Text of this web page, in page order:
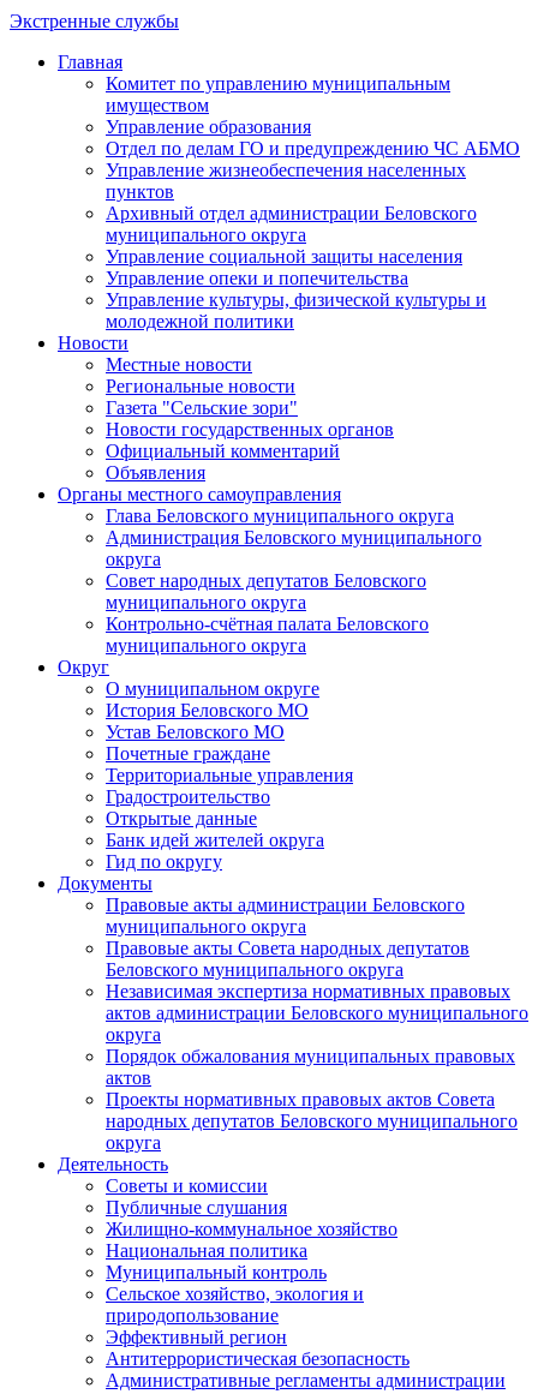
Экстренные службы
Главная
Комитет по управлению муниципальным
имуществом
Управление образования
Отдел по делам ГО и предупреждению ЧС АБМО
Управление жизнеобеспечения населенных
пунктов
Архивный отдел администрации Беловского
муниципального округа
Управление социальной защиты населения
Управление опеки и попечительства
Управление культуры, физической культуры и
молодежной политики
Новости
Местные новости
Региональные новости
Газета "Сельские зори"
Новости государственных органов
Официальный комментарий
Объявления
Органы местного самоуправления
Глава Беловского муниципального округа
Администрация Беловского муниципального
округа
Совет народных депутатов Беловского
муниципального округа
Контрольно-счётная палата Беловского
муниципального округа
Округ
О муниципальном округе
История Беловского МО
Устав Беловского МО
Почетные граждане
Территориальные управления
Градостроительство
Открытые данные
Банк идей жителей округа
Гид по округу
Документы
Правовые акты администрации Беловского
муниципального округа
Правовые акты Совета народных депутатов
Беловского муниципального округа
Независимая экспертиза нормативных правовых
актов администрации Беловского муниципального
округа
Порядок обжалования муниципальных правовых
актов
Проекты нормативных правовых актов Совета
народных депутатов Беловского муниципального
округа
Деятельность
Советы и комиссии
Публичные слушания
Жилищно-коммунальное хозяйство
Национальная политика
Муниципальный контроль
Сельское хозяйство, экология и
природопользование
Эффективный регион
Антитеррористическая безопасность
Административные регламенты администрации